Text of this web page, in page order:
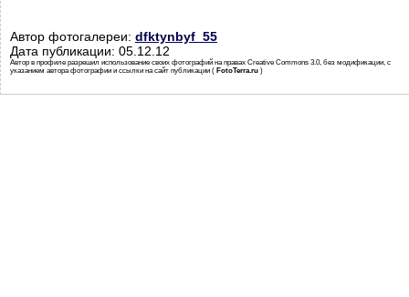
Автор фотогалереи: dfktynbyf_55
Дата публикации: 05.12.12
Автор в профиле разрешил использование своих фотографий на правах Creative Commons 3.0, без модификации, с
указанием автора фотографии и ссылки на сайт публикации ( FotoTerra.ru )